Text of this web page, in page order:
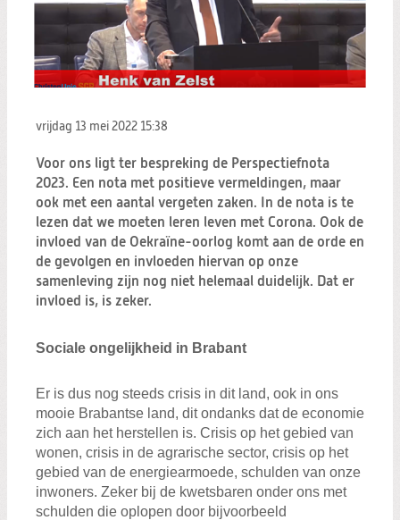
vrijdag 13 mei 2022 15:38
Voor ons ligt ter bespreking de Perspectiefnota
2023. Een nota met positieve vermeldingen, maar
ook met een aantal vergeten zaken. In de nota is te
lezen dat we moeten leren leven met Corona. Ook de
invloed van de Oekraïne-oorlog komt aan de orde en
de gevolgen en invloeden hiervan op onze
samenleving zijn nog niet helemaal duidelijk. Dat er
invloed is, is zeker.
Sociale ongelijkheid in Brabant
Er is dus nog steeds crisis in dit land, ook in ons
mooie Brabantse land, dit ondanks dat de economie
zich aan het herstellen is. Crisis op het gebied van
wonen, crisis in de agrarische sector, crisis op het
gebied van de energiearmoede, schulden van onze
inwoners. Zeker bij de kwetsbaren onder ons met
schulden die oplopen door bijvoorbeeld